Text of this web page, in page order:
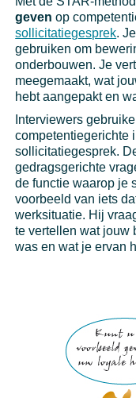
geven op
sollicitatiegesprek.
gebruiken om
onderbouwen. Je
meegemaakt, wat
hebt aangepakt en
Interviewers
competentiegerichte
sollicitatiegesprek.
gedragsgerichte
de functie waarop je
voorbeeld van iets
werksituatie. Hij
te vertellen wat jouw
was en wat je ervan